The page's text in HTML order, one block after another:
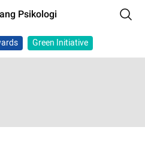
Psikologi
Green Initiative